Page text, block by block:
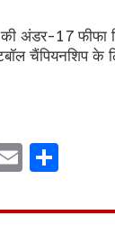
की अंडर-17
चैंपियनशिप के
E
ai
S
ar